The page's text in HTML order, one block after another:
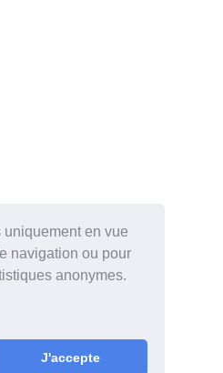
en vue
navigation ou pour
anonymes.
J'accepte